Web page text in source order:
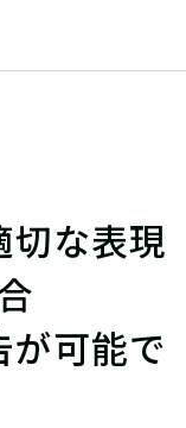
切な表現
が可能で